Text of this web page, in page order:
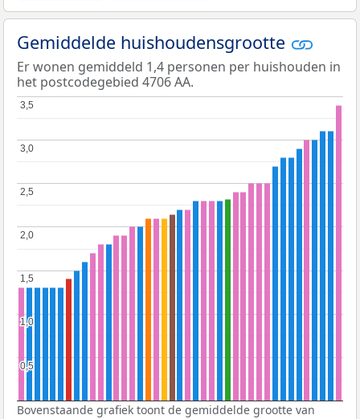
Gemiddelde huishoudensgrootte
Er wonen gemiddeld 1,4 personen per huishouden in
het postcodegebied 4706 AA.
0,5
0,5
1,0
1,0
1,5
1,5
2,0
2,0
2,5
2,5
3,0
3,0
3,5
3,5
Bovenstaande grafiek toont de gemiddelde grootte van